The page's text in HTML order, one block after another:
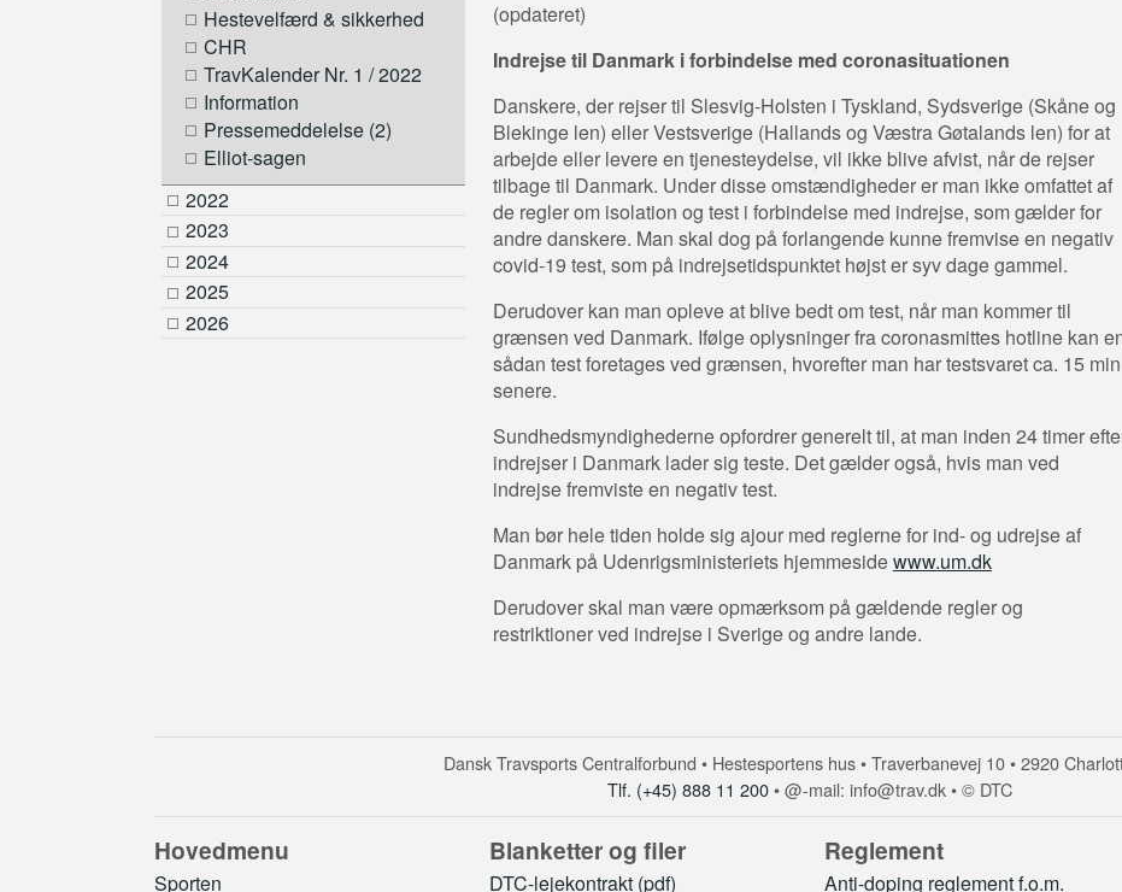
Hestevelfærd & sikkerhed
CHR
TravKalender Nr. 1 / 2022
Information
Pressemeddelelse (2)
Elliot-sagen
2022
2023
2024
2025
2026
(opdateret)
Indrejse til Danmark i forbindelse med coronasituationen
Danskere, der rejser til Slesvig-Holsten i Tyskland, Sydsverige (Skåne og
Blekinge len) eller Vestsverige (Hallands og Væstra Gøtalands len) for at
arbejde eller levere en tjenesteydelse, vil ikke blive afvist, når de rejser
tilbage til Danmark. Under disse omstændigheder er man ikke omfattet af
de regler om isolation og test i forbindelse med indrejse, som gælder for
andre danskere. Man skal dog på forlangende kunne fremvise en negativ
covid-19 test, som på indrejsetidspunktet højst er syv dage gammel.
Derudover kan man opleve at blive bedt om test, når man kommer til
grænsen ved Danmark. Ifølge oplysninger fra coronasmittes hotline kan
sådan test foretages ved grænsen, hvorefter man har testsvaret ca. 15 min
senere.
Sundhedsmyndighederne opfordrer generelt til, at man inden 24 timer
indrejser i Danmark lader sig teste. Det gælder også, hvis man ved
indrejse fremviste en negativ test.
Man bør hele tiden holde sig ajour med reglerne for ind- og udrejse af
Danmark på Udenrigsministeriets hjemmesidewww.um.dk
Derudover skal man være opmærksom på gældende regler og
restriktioner ved indrejse i Sverige og andre lande.
Dansk Travsports Centralforbund • Hestesportens hus • Traverbanevej 10 • 2920
Tlf. (+45) 888 11 200• @-mail: info@trav.dk • © DTC
Hovedmenu
Sporten
Blanketter og filer
DTC-lejekontrakt (pdf)
Reglement
Anti-doping reglement f.o.m.